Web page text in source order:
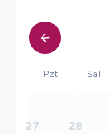
Pzt Sal
27 28